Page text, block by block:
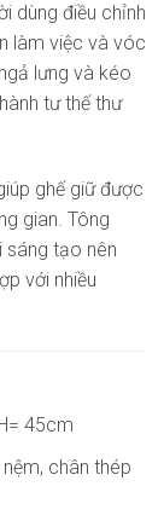
dùng điều chỉnh
làm việc và vóc
lưng và kéo
tư thế thư
ghế giữ được
gian. Tông
tạo nên
với nhiều
45cm
chân thép